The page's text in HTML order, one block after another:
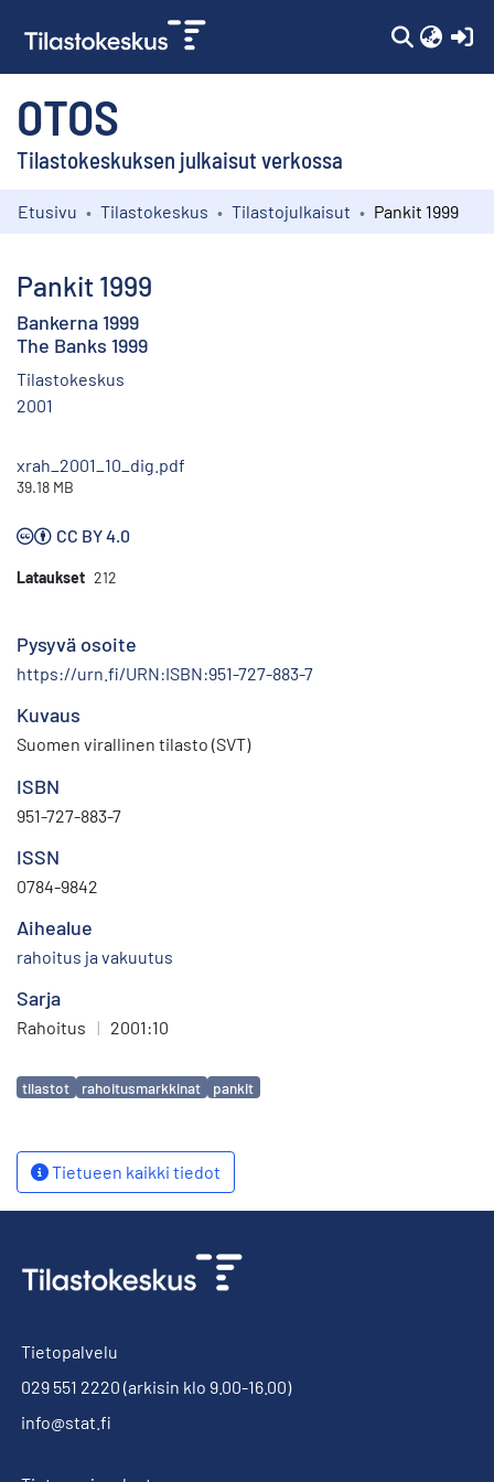
OTOS
Tilastokeskuksen julkaisut verkossa
Selaa
Etusivu Tilastokeskus Tilastojulkaisut Pankit 1999
Pankit 1999
Bankerna 1999
The Banks 1999
Tilastokeskus
2001
xrah_2001_10_dig.pdf
39.18 MB
CC BY 4.0
Lataukset 212
Pysyvä osoite
https://urn.fi/URN:ISBN:951-727-883-7
Kuvaus
Suomen virallinen tilasto (SVT)
ISBN
951-727-883-7
ISSN
0784-9842
Aihealue
rahoitus ja vakuutus
Sarja
Rahoitus | 2001:10
Avainsanat
tilastot rahoitusmarkkinat pankit
Tietueen kaikki tiedot
Tietopalvelu
029 551 2220 (arkisin klo 9.00-16.00)
info@stat.fi